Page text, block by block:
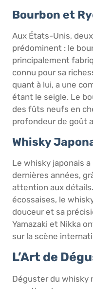
Bourbon et
Aux États-Unis,
prédominent : le
principalement
connu pour sa
quant à lui, a une
étant le seigle. Le
des fûts neufs en
profondeur de goût
Whisky
Le whisky japonais
dernières années,
attention aux
écossaises, le
douceur et sa
Yamazaki et Nikka
sur la scène
L’Art de
Déguster du whisky